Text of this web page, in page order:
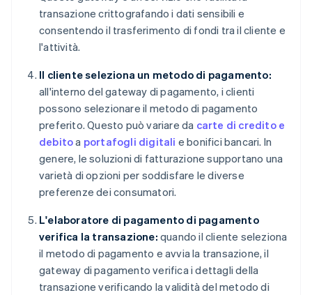
transazione crittografando i dati sensibili e
consentendo il trasferimento di fondi tra il cliente e
l'attività.
Il cliente seleziona un metodo di pagamento:
all'interno del gateway di pagamento, i clienti
possono selezionare il metodo di pagamento
preferito. Questo può variare da carte di credito e
debitoa portafogli digitali e bonifici bancari. In
genere, le soluzioni di fatturazione supportano una
varietà di opzioni per soddisfare le diverse
preferenze dei consumatori.
L'elaboratore di pagamento di pagamento
verifica la transazione: quando il cliente seleziona
il metodo di pagamento e avvia la transazione, il
gateway di pagamento verifica i dettagli della
transazione verificando la validità del metodo di